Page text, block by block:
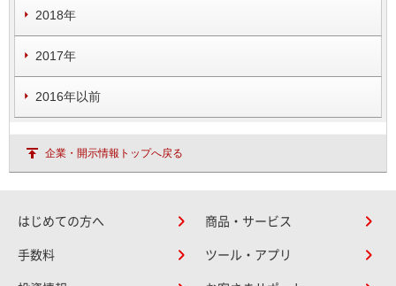
2018年
2017年
2016年以前
企業・開示情報トップへ戻る
はじめての方へ 商品・サービス
手数料 ツール・アプリ